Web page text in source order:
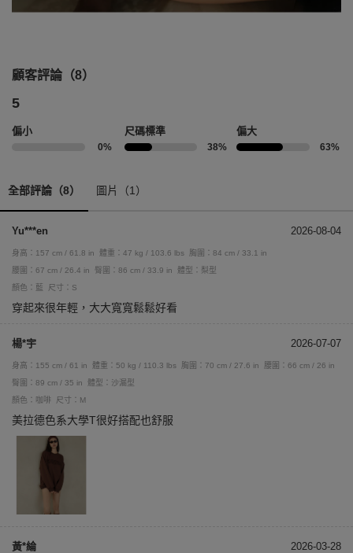
顧客評論（8）
5
偏小
0%
尺碼標準
38%
偏大
63%
全部評論（8） 圖片（1）
Yu***en 2026-08-04
身高：157 cm / 61.8 in 體重：47 kg / 103.6 lbs
胸圍：84 cm / 33.1 in
腰圍：67 cm / 26.4 in
臀圍：86 cm / 33.9 in
體型：梨型
顏色：藍
尺寸：S
穿起來很年輕，大大寬寬鬆鬆好看
楊*宇 2026-07-07
身高：155 cm / 61 in 體重：50 kg / 110.3 lbs 胸圍：70 cm / 27.6 in
腰圍：66 cm / 26 in
臀圍：89 cm / 35 in
體型：沙漏型
顏色：咖啡
尺寸：M
美拉德色系大學T很好搭配也舒服
黃*綸 2026-03-28